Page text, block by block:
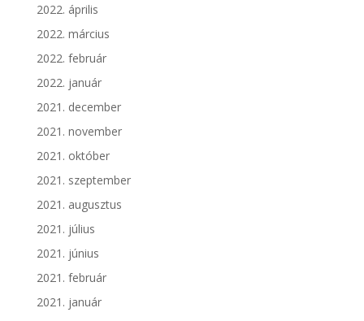
2022. április
2022. március
2022. február
2022. január
2021. december
2021. november
2021. október
2021. szeptember
2021. augusztus
2021. július
2021. június
2021. február
2021. január